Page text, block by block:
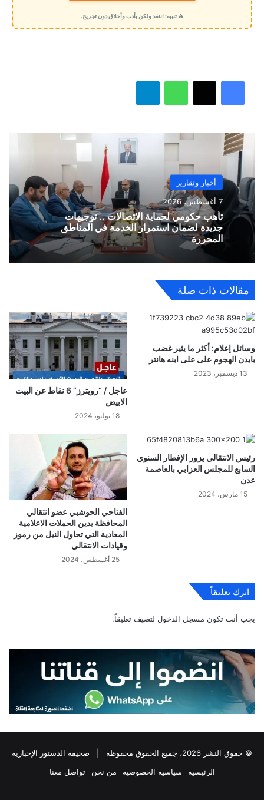
م
ي
⚠️ تنبيه: انتقد ولكن بأدب وأخلاق دون تجريح.
واتساب
أخبار وتقارير
7 أغسطس، 2026
تأهب حكومي لحماية الاتصالات .. توجيهات
جديدة لضمان استمرار الخدمة في المناطق
المحررة
مقالات ذات صلة
وسائل إعلام: أكثر ما يثير غضب
بايدن الهجوم على على ابنه هانتر
13 ديسمبر، 2023
عاجل / “رويترز” 6 نقاط عن البيت
الابيض
18 يوليو، 2024
رئيس الانتقالي يزور الإفطار السنوي
السابع للمجلس العزابي بالعاصمة
عدن
15 مارس، 2024
الفتاحي الحوشبي عضو انتقالي
المحافظة يدين الحملات الاعلامية
المعادية التي تحاول النيل من رموز
وقيادات الانتقالي
25 أغسطس، 2024
اترك تعليقاً
يجب أنت تكون مسجل الدخول لتضيف تعليقاً.
© حقوق النشر 2026، جميع الحقوق محفوظة |
صحيفة الدستور الإخبارية
الرئيسية
سياسية الخصوصية من نحن تواصل معنا